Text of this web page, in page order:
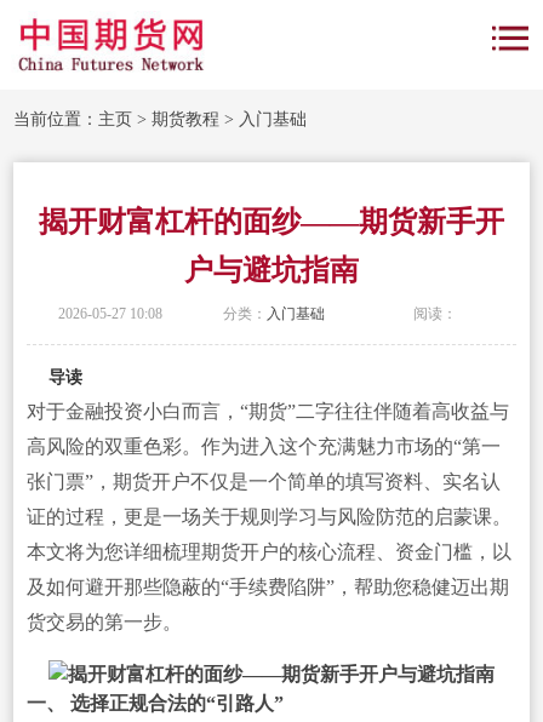
当前位置： 主页 >期货教程 > 入门基础
揭开财富杠杆的面纱——期货新手开
户与避坑指南
2026-05-27 10:08 分类： 入门基础 阅读：
导读
对于金融投资小白而言，“期货”二字往往伴随着高收益与
高风险的双重色彩。作为进入这个充满魅力市场的“第一
张门票”，期货开户不仅是一个简单的填写资料、实名认
证的过程，更是一场关于规则学习与风险防范的启蒙课。
本文将为您详细梳理期货开户的核心流程、资金门槛，以
及如何避开那些隐蔽的“手续费陷阱”，帮助您稳健迈出期
货交易的第一步。
一、 选择正规合法的“引路人”